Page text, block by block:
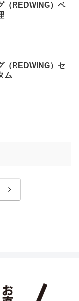
（REDWING）ベ
（REDWING）セ
ム
次